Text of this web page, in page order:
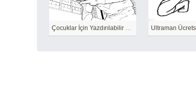
Çocuklar İçin Yazdırılabilir Ultraman